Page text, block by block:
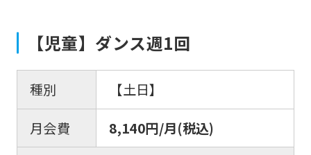
【児童】ダンス週1回
種別
【土日】
月会費
8,140円/月(税込)